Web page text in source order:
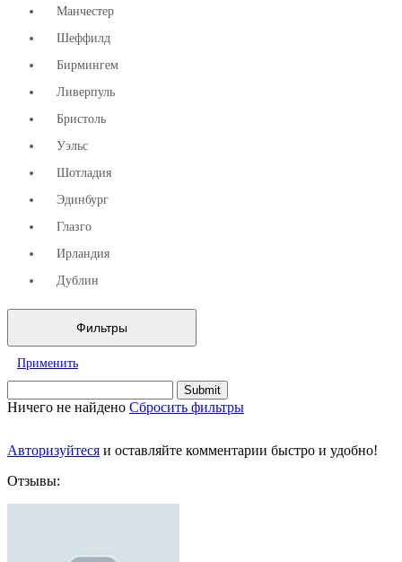
Манчестер
Шеффилд
Бирмингем
Ливерпуль
Бристоль
Уэльс
Шотладия
Эдинбург
Глазго
Ирландия
Дублин
Фильтры
Применить
Ничего не найдено Сбросить фильтры
Авторизуйтеся и оставляйте комментарии быстро и удобно!
Отзывы: